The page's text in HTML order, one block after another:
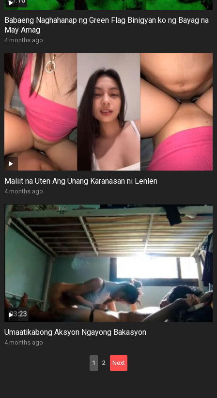
Babaeng Naghahanap ng Green Flag Binigyan ko ng Bayag na
May Amag
4 months ago
Maliit na Uten Ang Unang Karanasan ni Lenlen
4 months ago
Umaatikabong Aksyon Ngayong Bakasyon
4 months ago
1 2 Next